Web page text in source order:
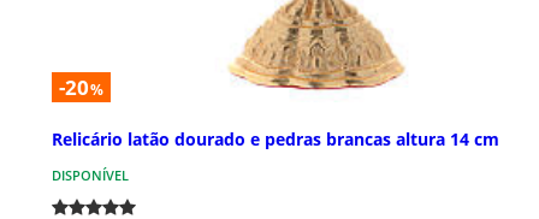
-20%
Relicário latão dourado e pedras brancas altura 14 cm
DISPONÍVEL